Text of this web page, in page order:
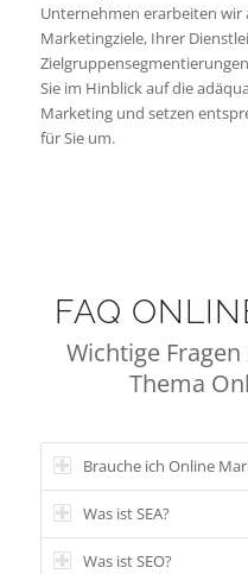
Unternehmen erarbeiten wir
Marketingziele, Ihrer
Sie im Hinblick auf die
Marketing und setzen
für Sie um.
FAQ
Wichtige
Thema
Brauche ich Online
Was ist SEA?
Was ist SEO?